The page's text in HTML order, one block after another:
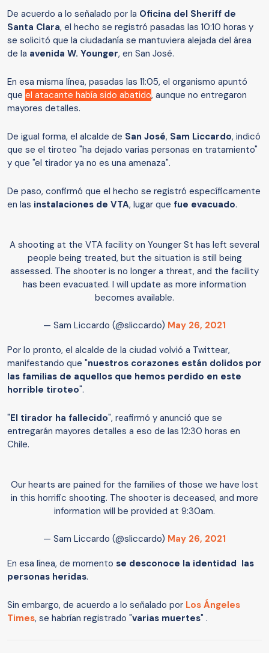
De acuerdo a lo señalado por la Oficina del Sheriff de
Santa Clara, el hecho se registró pasadas las 10:10 horas y
se solicitó que la ciudadanía se mantuviera alejada del área
de la avenida W. Younger, en San José.
En esa misma línea, pasadas las 11:05, el organismo apuntó
que el atacante había sido abatido, aunque no entregaron
mayores detalles.
De igual forma, el alcalde de San José, Sam Liccardo, indicó
que se el tiroteo "ha dejado varias personas en tratamiento"
y que "el tirador ya no es una amenaza".
De paso, confirmó que el hecho se registró específicamente
en las instalaciones de VTA, lugar que fue evacuado.
A shooting at the VTA facility on Younger St has left several
people being treated, but the situation is still being
assessed. The shooter is no longer a threat, and the facility
has been evacuated. I will update as more information
becomes available.
— Sam Liccardo (@sliccardo) May 26, 2021
Por lo pronto, el alcalde de la ciudad volvió a Twittear,
manifestando que "nuestros corazones están dolidos por
las familias de aquellos que hemos perdido en este
horrible tiroteo".
"El tirador ha fallecido", reafirmó y anunció que se
entregarán mayores detalles a eso de las 12:30 horas en
Chile.
Our hearts are pained for the families of those we have lost
in this horrific shooting. The shooter is deceased, and more
information will be provided at 9:30am.
— Sam Liccardo (@sliccardo) May 26, 2021
En esa línea, de momento se desconoce la identidad las
personas heridas.
Sin embargo, de acuerdo a lo señalado por Los Ángeles
Times, se habrían registrado "varias muertes" .